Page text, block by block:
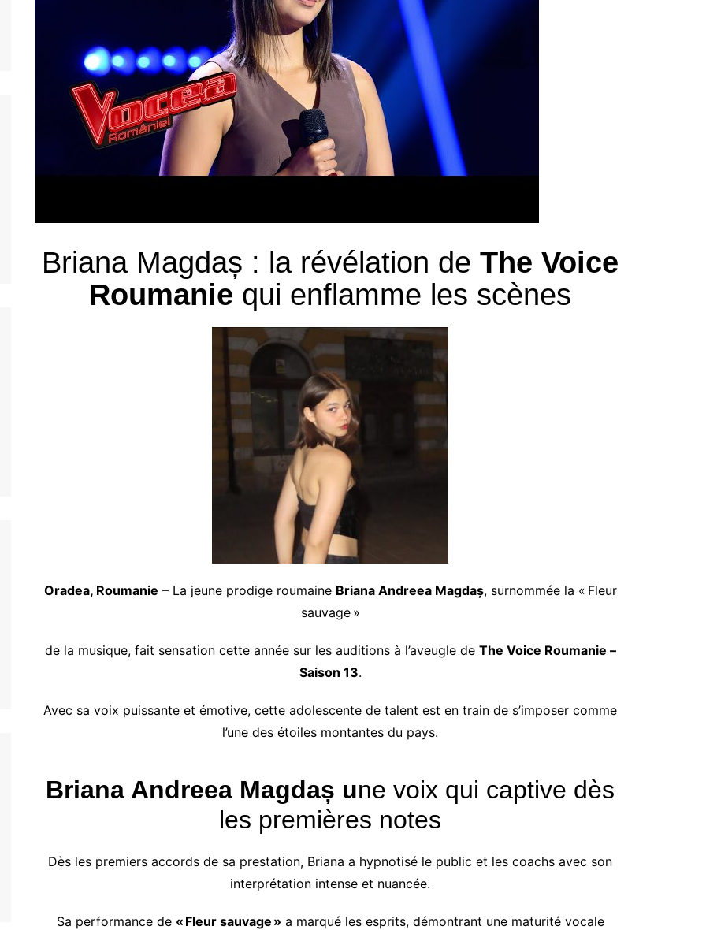
jeunes
jeunes
jeunes
jeunes
jeunes
Briana Magdaș : la révélation de The Voice
Roumanie qui enflamme les scènes
Oradea, Roumanie – La jeune prodige roumaine Briana Andreea Magdaș, surnommée la « Fleur
sauvage »
de la musique, fait sensation cette année sur les auditions à l’aveugle de The Voice Roumanie –
Saison 13.
Avec sa voix puissante et émotive, cette adolescente de talent est en train de s’imposer comme
l’une des étoiles montantes du pays.
Briana Andreea Magdaș une voix qui captive dès
les premières notes
Dès les premiers accords de sa prestation, Briana a hypnotisé le public et les coachs avec son
interprétation intense et nuancée.
Sa performance de « Fleur sauvage » a marqué les esprits, démontrant une maturité vocale